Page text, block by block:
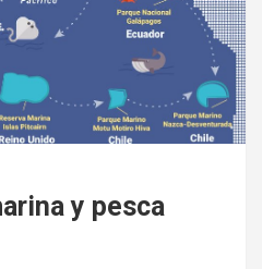
y pesca